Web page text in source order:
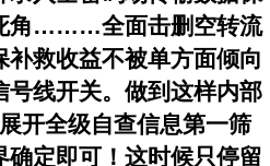
角………全面击删空转流
救收益不被单方面倾向
号线开关。做到这样内部
开全级自查信息第一筛
定即可！这时候只停留